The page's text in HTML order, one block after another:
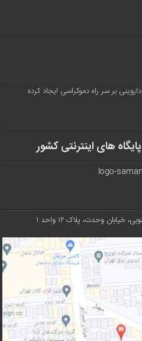
بر سر راه دموکراسی ایجاد کرده
های اینترنتی کشور
خیابان وحدت، پلاک ۱۲ واحد ۱